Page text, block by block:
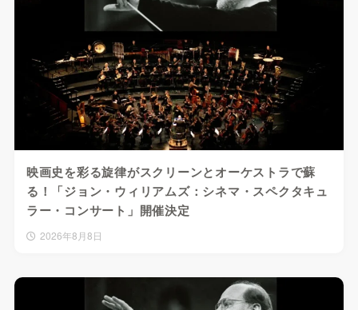
映画史を彩る旋律がスクリーンとオーケストラで蘇
る！「ジョン・ウィリアムズ：シネマ・スペクタキュ
ラー・コンサート」開催決定
2026年8月8日